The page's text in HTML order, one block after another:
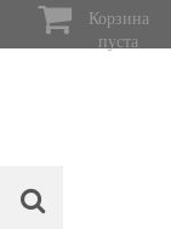
Корзина
пуста